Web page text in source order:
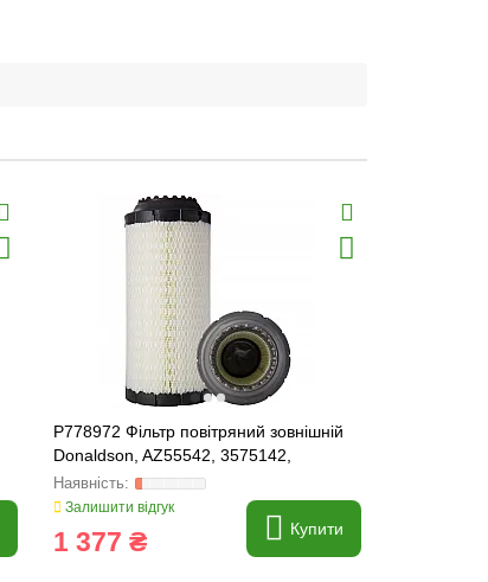
P778972 Фільтр повітряний зовнішній
Donaldson, AZ55542, 3575142,
3901475M1
Залишити відгук
1 377 ₴ Купити